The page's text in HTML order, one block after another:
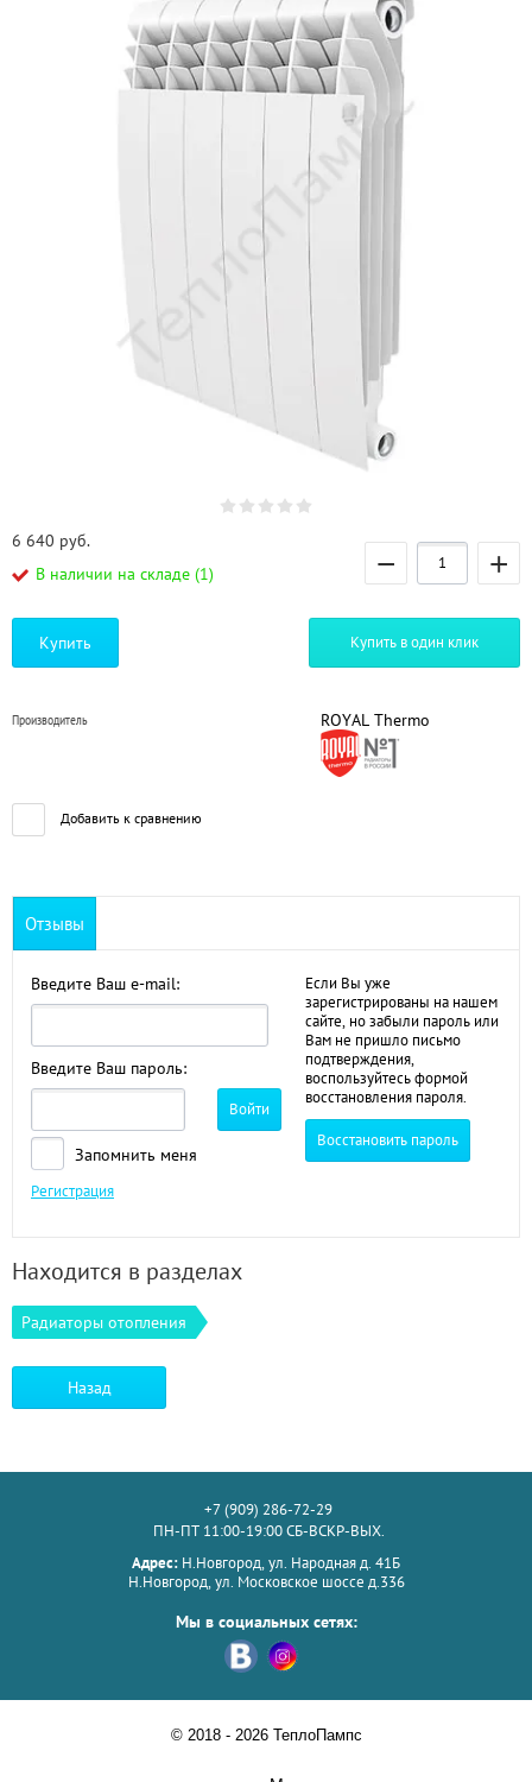
6 640 руб.
В наличии на складе (1)
− +
Купить Купить в один клик
Производитель ROYAL Thermo
Добавить к сравнению
Отзывы
Введите Ваш e-mail:
Введите Ваш пароль:
Войти
Запомнить меня
Регистрация
Если Вы уже
зарегистрированы на нашем
сайте, но забыли пароль или
Вам не пришло письмо
подтверждения,
воспользуйтесь формой
восстановления пароля.
Восстановить пароль
Находится в разделах
Радиаторы отопления
Назад
+7 (909) 286-72-29
ПН-ПТ 11:00-19:00 СБ-ВСКР-ВЫХ.
Адрес: Н.Новгород, ул. Народная д. 41Б
Н.Новгород, ул. Московское шоссе д.336
Мы в социальных сетях:
© 2018 - 2026 ТеплоПампс